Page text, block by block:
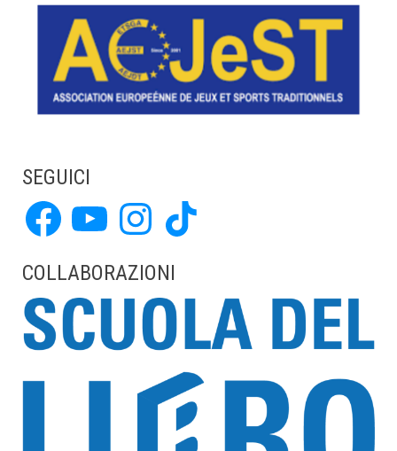
SEGUICI
FacebookYouTube Instagram TikTok
COLLABORAZIONI